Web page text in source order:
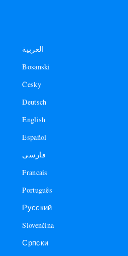
العربية
Bosanski
Česky
Deutsch
English
Español
فارسی
Francais
Português
Русский
Slovenčina
Српски